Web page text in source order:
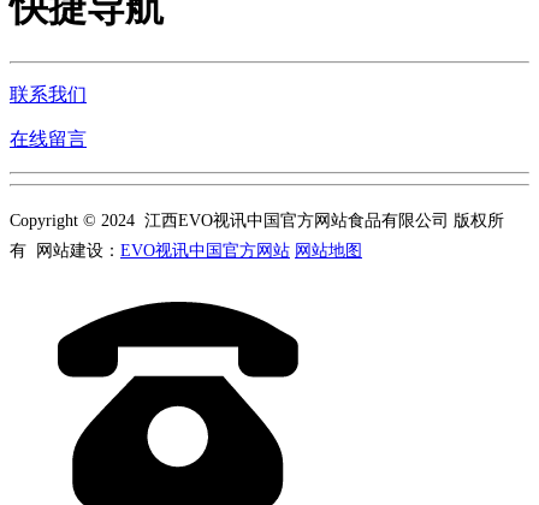
联系我们
在线留言
Copyright © 2024 江西EVO视讯中国官方网站食品有限公司 版权所
有 网站建设： EVO视讯中国官方网站 网站地图